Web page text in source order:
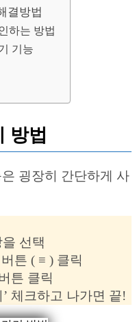
결방법
하는 방법
기능
방법
굉장히 간단하게 사
선택
튼 ( ≡ ) 클릭
튼 클릭
체크하고 나가면 끝!